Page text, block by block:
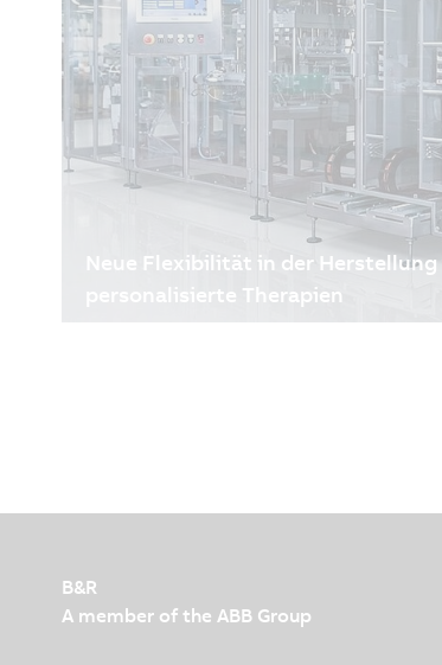
Neue Flexibilität in der
personalisierte Therapien
B&R
A member of the ABB Group